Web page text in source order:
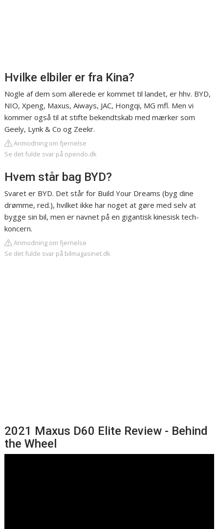
Hvilke elbiler er fra Kina?
Nogle af dem som allerede er kommet til landet, er hhv. BYD,
NIO, Xpeng, Maxus, Aiways, JAC, Hongqi, MG mfl. Men vi
kommer også til at stifte bekendtskab med mærker som
Geely, Lynk & Co og Zeekr.
Anmodning om fjernelse
Se det fulde svar på opendo.dk
Hvem står bag BYD?
Svaret er BYD. Det står for Build Your Dreams (byg dine
drømme, red.), hvilket ikke har noget at gøre med selv at
bygge sin bil, men er navnet på en gigantisk kinesisk tech-
koncern.
Anmodning om fjernelse
Se det fulde svar på bilmagasinet.dk
2021 Maxus D60 Elite Review - Behind
the Wheel